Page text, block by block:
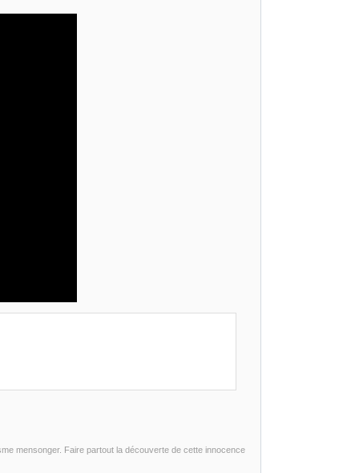
mensonger. Faire partout la découverte de cette innocence